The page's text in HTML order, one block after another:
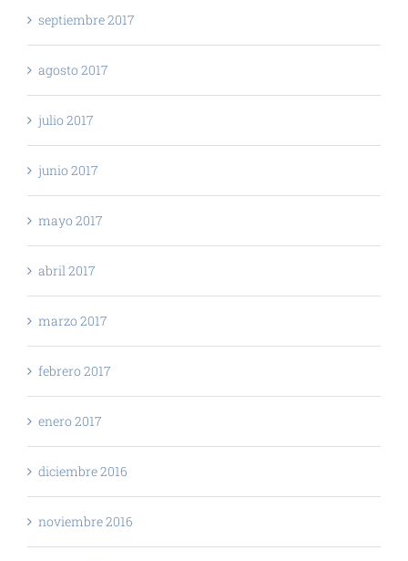
septiembre 2017
agosto 2017
julio 2017
junio 2017
mayo 2017
abril 2017
marzo 2017
febrero 2017
enero 2017
diciembre 2016
noviembre 2016